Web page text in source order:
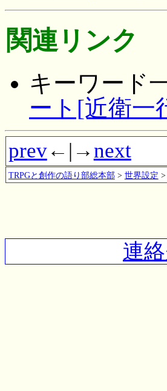
関連リンク
キーワード
ート[近衛一
prev←|→next
TRPGと創作の語り部総本部> 世界設定 >
連